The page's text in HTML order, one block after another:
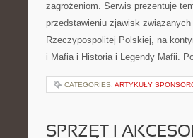
zagrożeniom. Serwis prezentuje
przedstawieniu zjawisk
Rzeczypospolitej Polskiej, na
i Mafia i Historia i Legendy Mafii.
CATEGORIES: ARTYKUŁY
SPRZĘT I